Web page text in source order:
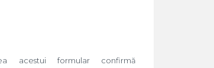
acestui formular confirmă